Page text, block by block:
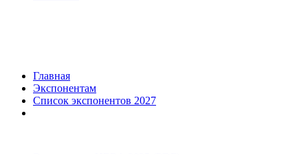
Главная
Экспонентам
Список экспонентов 2027